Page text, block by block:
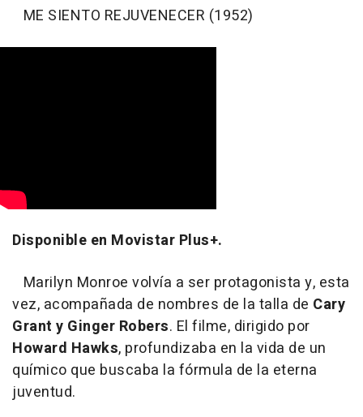
ME SIENTO REJUVENECER (1952)
Disponible en Movistar Plus+.
Marilyn Monroe volvía a ser protagonista y, esta
vez, acompañada de nombres de la talla de Cary
Grant y Ginger Robers. El filme, dirigido por
Howard Hawks, profundizaba en la vida de un
químico que buscaba la fórmula de la eterna
juventud.